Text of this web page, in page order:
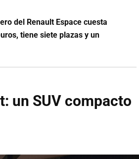
del Renault Espace cuesta
tiene siete plazas y un
un SUV compacto